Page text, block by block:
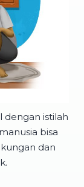
dengan istilah
bisa
dan